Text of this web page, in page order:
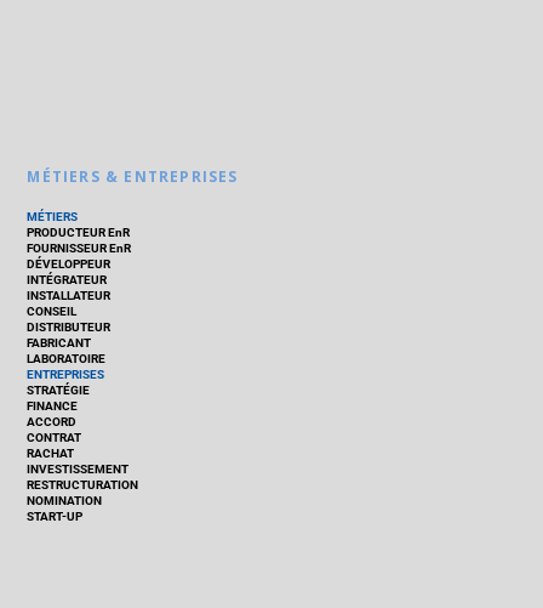
MÉTIERS & ENTREPRISES
MÉTIERS
PRODUCTEUR EnR
FOURNISSEUR EnR
DÉVELOPPEUR
INTÉGRATEUR
INSTALLATEUR
CONSEIL
DISTRIBUTEUR
FABRICANT
LABORATOIRE
ENTREPRISES
STRATÉGIE
FINANCE
ACCORD
CONTRAT
RACHAT
INVESTISSEMENT
RESTRUCTURATION
NOMINATION
START-UP